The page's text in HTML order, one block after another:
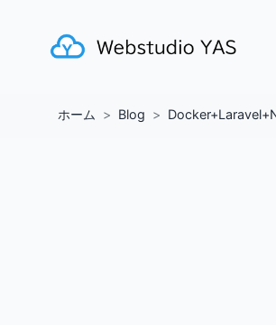
ホーム Blog